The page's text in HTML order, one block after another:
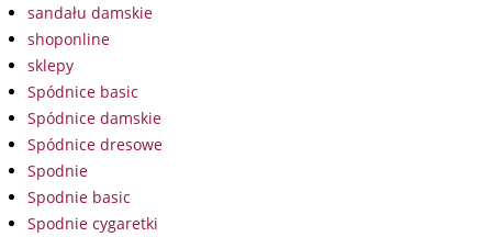
sandału damskie
shoponline
sklepy
Spódnice basic
Spódnice damskie
Spódnice dresowe
Spodnie
Spodnie basic
Spodnie cygaretki